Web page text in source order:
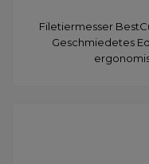
Filetiermesser
Geschmiedetes